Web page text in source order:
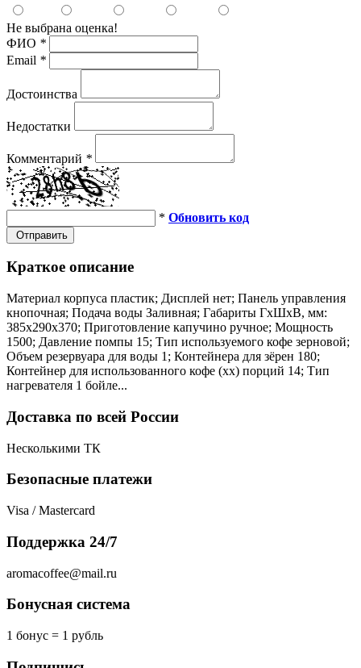
Не выбрана оценка!
ФИО *
Email *
Достоинства
Недостатки
Комментарий *
* Обновить код
Отправить
Краткое описание
Материал корпуса пластик; Дисплей нет; Панель управления
кнопочная; Подача воды Заливная; Габариты ГхШхВ, мм:
385х290х370; Приготовление капучино ручное; Мощность
1500; Давление помпы 15; Тип используемого кофе зерновой;
Объем резервуара для воды 1; Контейнера для зёрен 180;
Контейнер для использованного кофе (хх) порций 14; Тип
нагревателя 1 бойле...
Доставка по всей России
Несколькими ТК
Безопасные платежи
Visa / Mastercard
Поддержка 24/7
aromacoffee@mail.ru
Бонусная система
1 бонус = 1 рубль